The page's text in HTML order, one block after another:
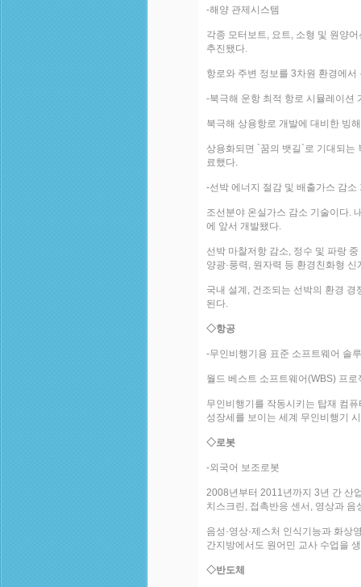
-해양 관제시스템
각종 모터보트, 요트, 소형 및 원양
추진됐다.
항로와 주변 정보를 3차원 환경에
-북극해 운항 최적 항로 시뮬레이션
북극해 상용항로 개발에 대비한 빙
상용화되면 `꿈의 뱃길`로 기대되는
료했다.
-선박 에너지 절감 및 배출가스 감소
조선분야 온실가스 감소 기술이다.
에 앞서 개발됐다.
선박 마찰저항 감소, 정수 및 파랑
양광·풍력, 원자력 등 환경친화형
국내 설계, 건조되는 선박의 환경
된다.
◇항공
-무인비행기용 표준 소프트웨어 솔
월드 베스트 소프트웨어(WBS) 프
무인비행기를 작동시키는 탑재 컴
성장세를 보이는 세계 무인비행기
◇로봇
-외국어 보조로봇
2008년부터 2011년까지 3년 간 산
치스크린, 접촉반응 센서, 영상과
음성·영상·제스처 인식기능과 화상
간지방에서도 원어민 교사 수업을
◇반도체